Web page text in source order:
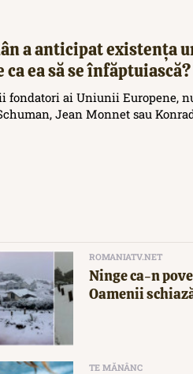
a anticipat existența
ea să se înfăptuiască?
fondatori ai Uniunii Europene,
Jean Monnet sau
ROMANIATV.NET
Ninge ca-n
Oamenii
TE MĂNÂNC